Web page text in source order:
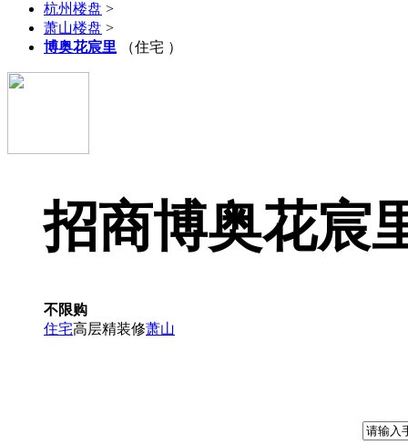
杭州楼盘 >
萧山楼盘 >
博奥花宸里 （住宅 ）
招商博奥花宸
不限购
住宅高层精装修萧山